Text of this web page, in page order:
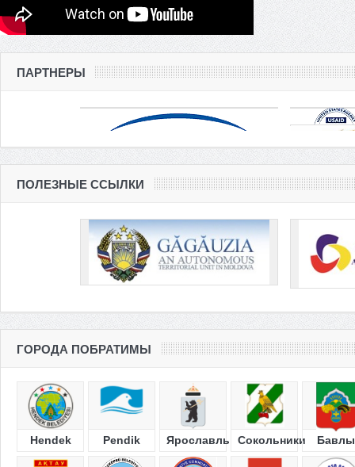
ПАРТНЕРЫ
ПОЛЕЗНЫЕ ССЫЛКИ
ГОРОДА ПОБРАТИМЫ
Hendek Pendik Ярославль Сокольники Бавлы